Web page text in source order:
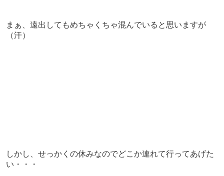
まぁ、遠出してもめちゃくちゃ混んでいると思いますが
（汗）
しかし、せっかくの休みなのでどこか連れて行ってあげた
い・・・